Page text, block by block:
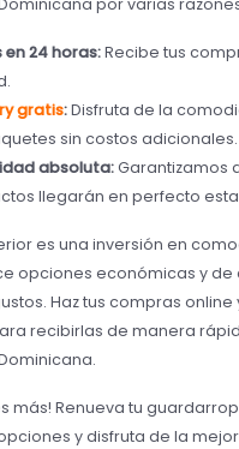
por varias
en 24 horas:Recibe tus
gratis:Disfruta de la
sin costos adicionales.
absoluta:Garantizamos
llegarán en perfecto
es una inversión en
opciones económicas y
Haz tus compras online
recibirlas de manera
más! Renueva tu
y disfruta de la